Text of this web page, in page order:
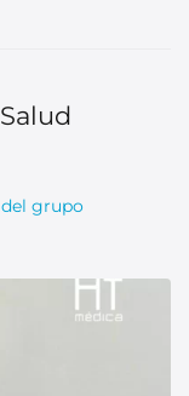
grupo